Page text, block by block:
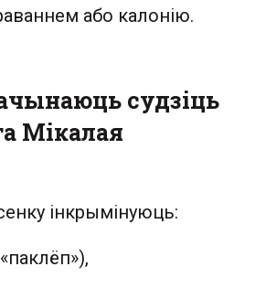
або калонію.
судзіць
Мікалая
інкрымінуюць: